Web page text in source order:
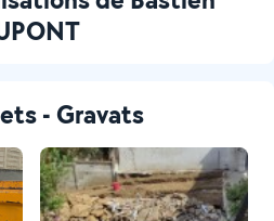
- Gravats